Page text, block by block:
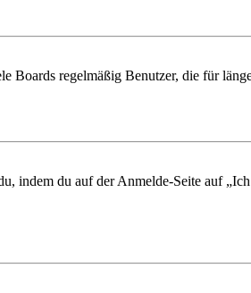
Boards regelmäßig Benutzer, die für
indem du auf der Anmelde-Seite auf